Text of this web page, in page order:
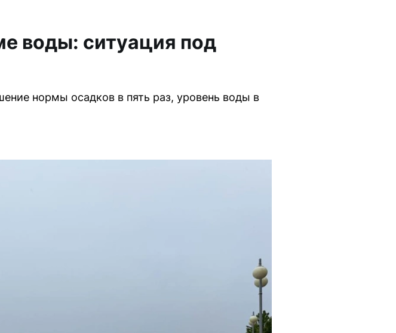
воды: ситуация под
нормы осадков в пять раз, уровень воды в